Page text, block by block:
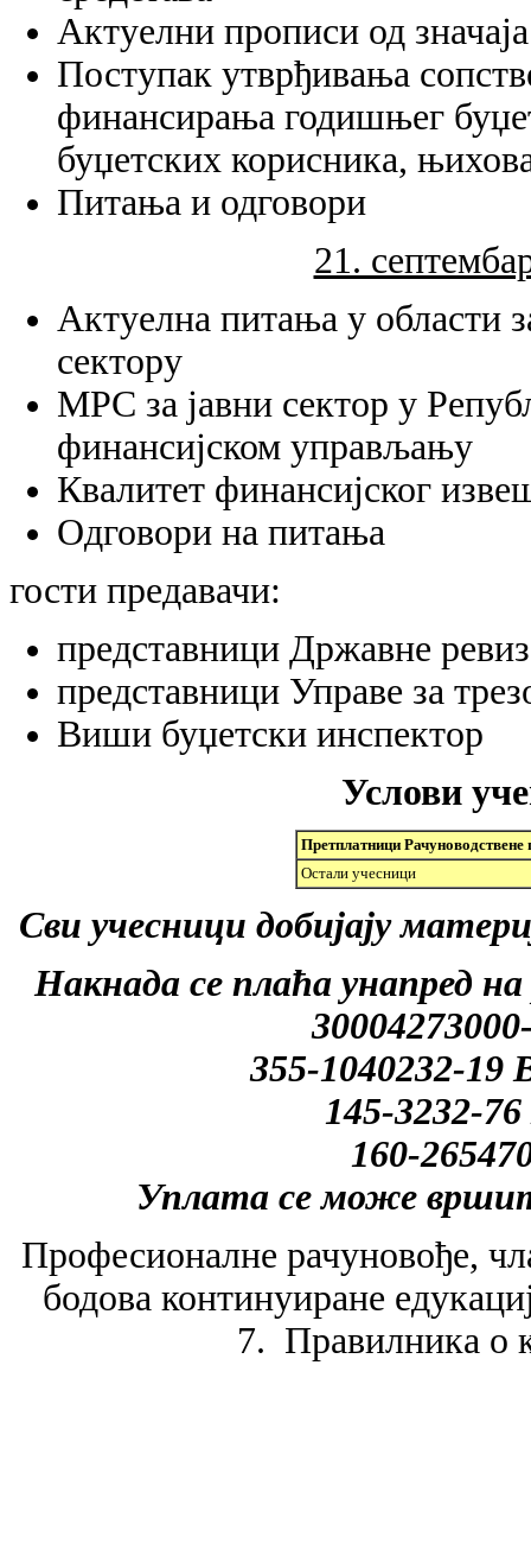
Актуелни прописи од
Поступак утврђивања
финансирања годишњег
буџетских корисника,
Питања и одговори
21.
Актуелна питања у области
сектору
МРС за јавни сектор у
финансијском управљању
Квалитет финансијског
Одговори на питања
гости предавачи:
представници Државне
представници Управе за
Виши буџетски инспектор
Услови
Претплатници Рачуноводствене
Остали учесници
Сви учесници добијају
Накнада се плаћа унапред
355-1040232-19
145-3232-
160-
Уплата се може
Професионалне рачуновође,
бодова континуиране
7. Правилника о